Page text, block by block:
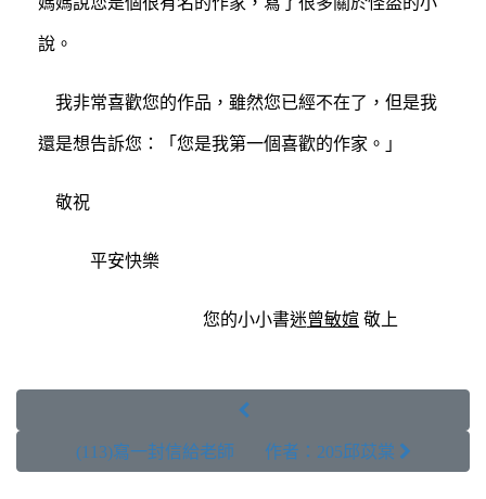
說。
我非常喜歡您的作品，雖然您已經不在了，但是我
還是想告訴您：「您是我第一個喜歡的作家。」
敬祝
平安快樂
您的小小書迷曾敏媗 敬上

(113)寫一封信給老師 作者：205邱苡棠 